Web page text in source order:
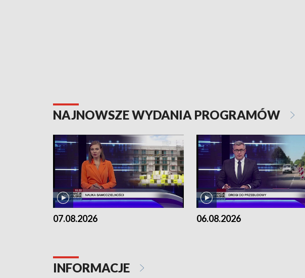
NAJNOWSZE WYDANIA PROGRAMÓW
07.08.2026 06.08.2026
INFORMACJE